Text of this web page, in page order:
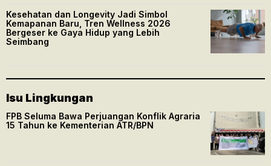
Kesehatan dan Longevity Jadi Simbol
Kemapanan Baru, Tren Wellness 2026
Bergeser ke Gaya Hidup yang Lebih
Seimbang
Isu Lingkungan
FPB Seluma Bawa Perjuangan Konflik Agraria
15 Tahun ke Kementerian ATR/BPN